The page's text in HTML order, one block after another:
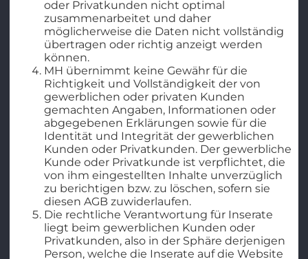
oder Privatkunden nicht optimal
zusammenarbeitet und daher
möglicherweise die Daten nicht vollständig
übertragen oder richtig anzeigt werden
können.
MH übernimmt keine Gewähr für die
Richtigkeit und Vollständigkeit der von
gewerblichen oder privaten Kunden
gemachten Angaben, Informationen oder
abgegebenen Erklärungen sowie für die
Identität und Integrität der gewerblichen
Kunden oder Privatkunden. Der gewerbliche
Kunde oder Privatkunde ist verpflichtet, die
von ihm eingestellten Inhalte unverzüglich
zu berichtigen bzw. zu löschen, sofern sie
diesen AGB zuwiderlaufen.
Die rechtliche Verantwortung für Inserate
liegt beim gewerblichen Kunden oder
Privatkunden, also in der Sphäre derjenigen
Person, welche die Inserate auf die Website